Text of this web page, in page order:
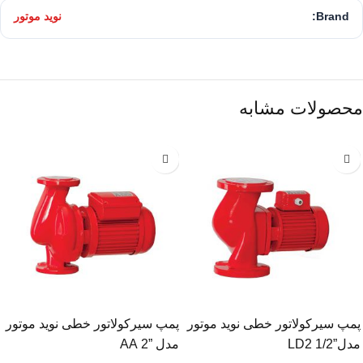
Brand: نوید موتور
محصولات مشابه
پمپ سیرکولاتور خطی نوید موتور
مدل”1/2 LD2
پمپ سیرکولاتور خطی نوید موتور
مدل ”2 AA